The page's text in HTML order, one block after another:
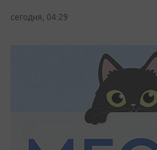
сегодня, 04:29